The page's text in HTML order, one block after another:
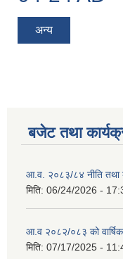
अन्य
बजेट तथा
आ.व. २०८३/८४ नीति तथा
मिति: 06/24/2026 -
आ.व २०८२/०८३ को
मिति: 07/17/2025 -